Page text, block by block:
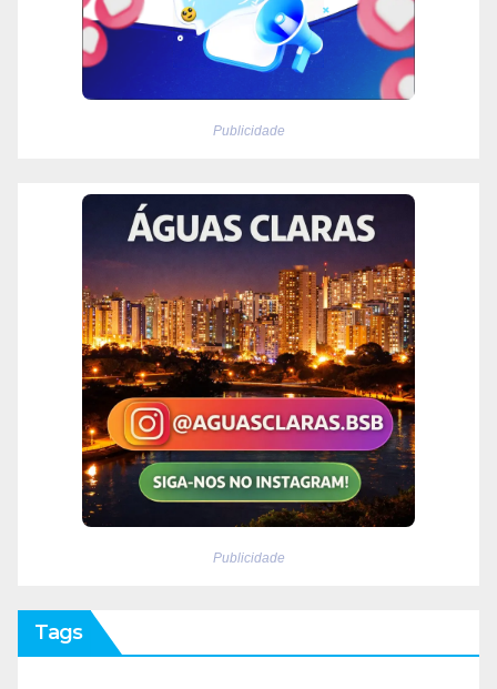
Publicidade
Publicidade
Tags